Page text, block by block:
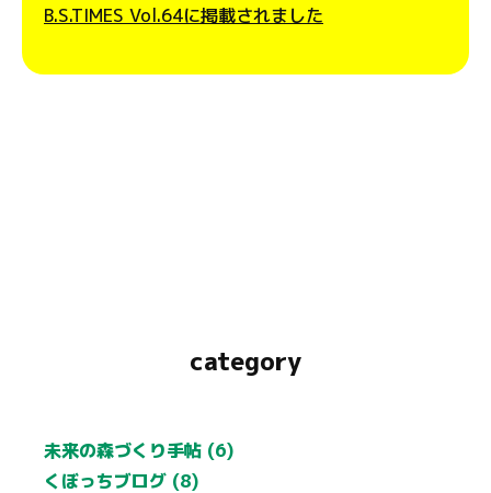
B.S.TIMES Vol.64に掲載されました
category
未来の森づくり手帖 (6)
くぼっちブログ (8)